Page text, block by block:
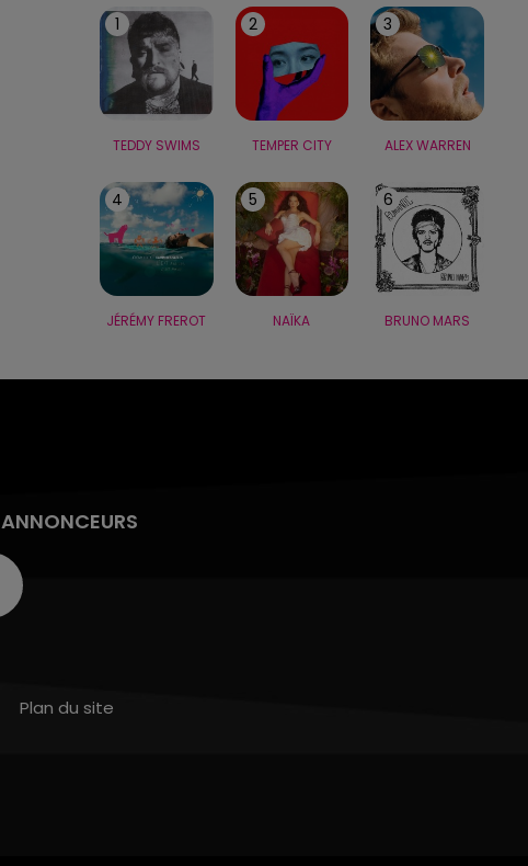
1
TEDDY SWIMS
2
TEMPER CITY
3
ALEX WARREN
4
JÉRÉMY FREROT
5
NAÏKA
6
BRUNO MARS
ANNONCEURS
Plan du site